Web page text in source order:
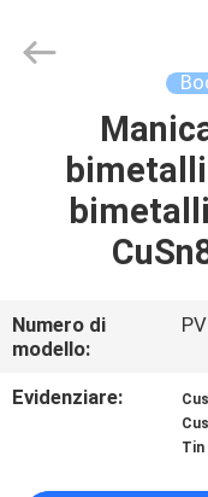
PRODOTTI
SPETTACOLO
VR
Bearing
Co.,Ltd.
Numero di
modello:
Evidenziare:
Tin